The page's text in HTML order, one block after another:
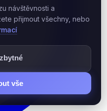
návštěvnosti a
přijmout všechny, nebo
vše